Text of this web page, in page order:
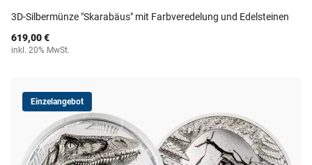
3D-Silbermünze "Skarabäus" mit Farbveredelung und Edelsteinen
619,00 €
inkl. 20% MwSt.
Einzelangebot